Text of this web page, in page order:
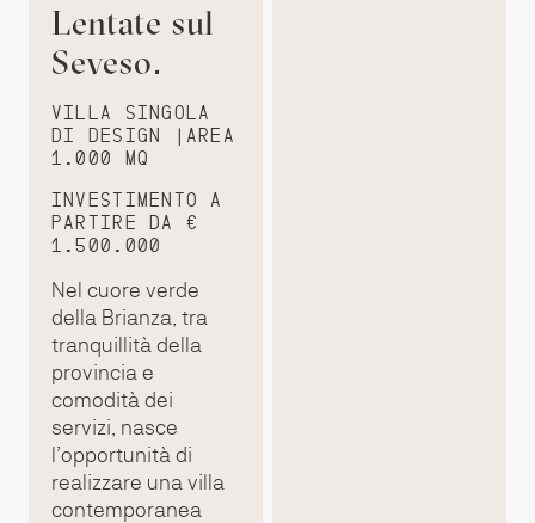
Lentate sul
Seveso.
VILLA SINGOLA
DI DESIGN |AREA
1.000 MQ
INVESTIMENTO A
PARTIRE DA €
1.500.000
Nel cuore verde
della Brianza, tra
tranquillità della
provincia e
comodità dei
servizi, nasce
l’opportunità di
realizzare una villa
contemporanea